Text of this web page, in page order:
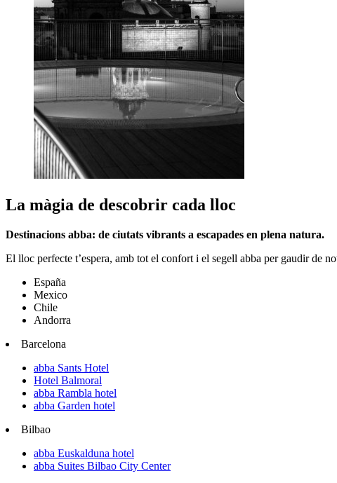
La màgia de descobrir cada lloc
Destinacions abba: de ciutats vibrants a escapades en plena natura.
El lloc perfecte t’espera, amb tot el confort i el segell abba per gaudir de
España
Mexico
Chile
Andorra
Barcelona
abba Sants Hotel
Hotel Balmoral
abba Rambla hotel
abba Garden hotel
Bilbao
abba Euskalduna hotel
abba Suites Bilbao City Center